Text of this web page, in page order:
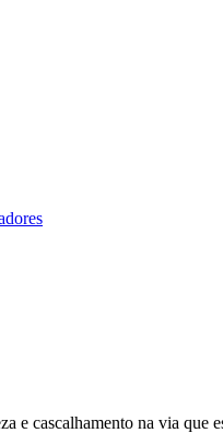
e cascalhamento na via que